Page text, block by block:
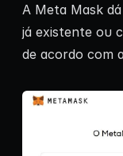
A Meta Mask
já existente ou
de acordo com